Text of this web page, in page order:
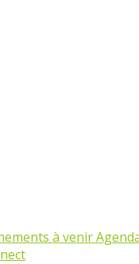
à venir